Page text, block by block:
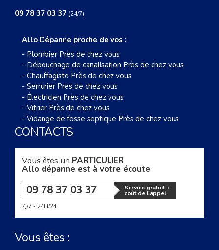
09 78 37 03 37 (24/7)
Allo Dépanne proche de vos :
- Plombier Près de chez vous
- Débouchage de canalisation Près de chez vous
- Chauffagiste Près de chez vous
- Serrurier Près de chez vous
- Électricien Près de chez vous
- Vitrier Près de chez vous
- Vidange de fosse septique Près de chez vous
CONTACTS
Vous êtes un PARTICULIER
Allo dépanne est à votre écoute
09 78 37 03 37 Service gratuit +
coût de l'appel
7j/7 - 24H/24
Vous êtes :